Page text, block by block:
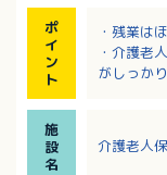
ポ
イ
ン
ト
・残業は
・介護老
がしっか
・年間賞
施
設
名
介護老人